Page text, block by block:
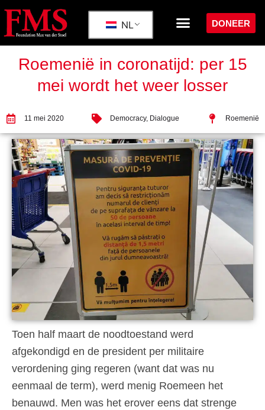
NL DONEER
Roemenië in coronatijd: per 15
mei wordt het weer losser
11 mei 2020 Democracy, Dialogue Roemenië
Toen half maart de noodtoestand werd
afgekondigd en de president per militaire
verordening ging regeren (want dat was nu
eenmaal de term), werd menig Roemeen het
benauwd. Men was het erover eens dat strenge